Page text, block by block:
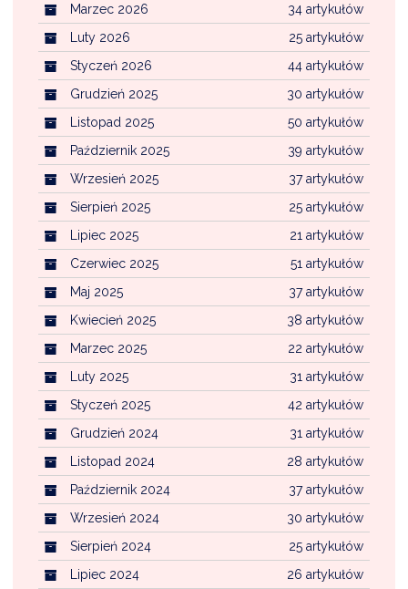
CZYSTE POWIETRZE
EWIDENCJA EMISYJNOŚCI BUDYNKÓW (CEEB)
34 artykułów
Marzec 2026
25 artykułów
Luty 2026
44 artykułów
Styczeń 2026
30 artykułów
Grudzień 2025
50 artykułów
Listopad 2025
39 artykułów
Październik 2025
37 artykułów
Wrzesień 2025
25 artykułów
Sierpień 2025
21 artykułów
Lipiec 2025
51 artykułów
Czerwiec 2025
37 artykułów
Maj 2025
38 artykułów
Kwiecień 2025
22 artykułów
Marzec 2025
31 artykułów
Luty 2025
42 artykułów
Styczeń 2025
31 artykułów
Grudzień 2024
28 artykułów
Listopad 2024
37 artykułów
Październik 2024
30 artykułów
Wrzesień 2024
25 artykułów
Sierpień 2024
26 artykułów
Lipiec 2024